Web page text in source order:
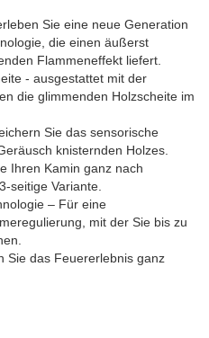
Sie eine neue Generation
die einen äußerst
Flammeneffekt liefert.
- ausgestattet mit der
die glimmenden Holzscheite im
Sie das sensorische
knisternden Holzes.
Ihren Kamin ganz nach
seitige Variante.
– Für eine
mit der Sie bis zu
Sie das Feuererlebnis ganz